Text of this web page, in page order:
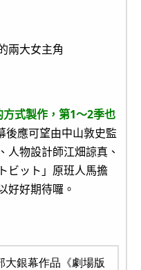
兩大女主角
式製作，第1～2季也
後應可望由中山敦史監
人物設計師江畑諒真、
ビット」原班人馬擔
好好期待囉。
銀幕作品《劇場版